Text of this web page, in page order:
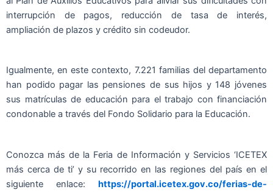
interrupción de pagos, reducción de tasa de interés,
ampliación de plazos y crédito sin codeudor.
Igualmente, en este contexto, 7.221 familias del departamento
han podido pagar las pensiones de sus hijos y 148 jóvenes
sus matrículas de educación para el trabajo con financiación
condonable a través del Fondo Solidario para la Educación.
Conozca más de la Feria de Información y Servicios ‘ICETEX
más cerca de ti’ y su recorrido en las regiones del país en el
siguiente enlace: https://portal.icetex.gov.co/ferias-de-